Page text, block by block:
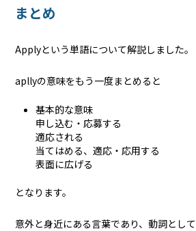
まとめ
Applyという単語について解説しました。
apllyの意味をもう一度まとめると
基本的な意味
申し込む・応募する
適応される
当てはめる、適応・応用する
表面に広げる
となります。
意外と身近にある言葉であり、動詞とし